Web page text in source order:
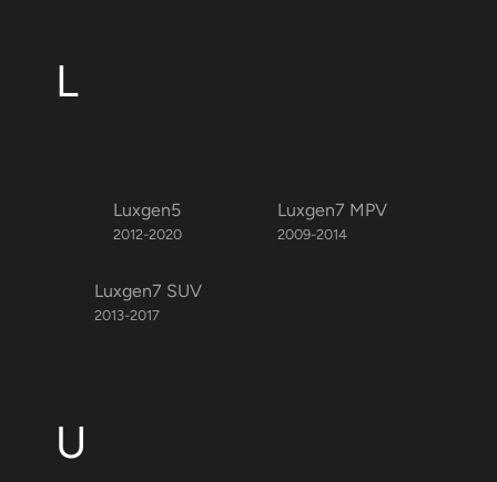
L
Luxgen5
2012-2020
Luxgen7 MPV
2009-2014
Luxgen7 SUV
2013-2017
U